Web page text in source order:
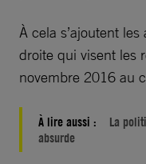
À cela s’ajoutent
droite qui visent les
novembre 2016 au
À lire aussi :
La
absurde